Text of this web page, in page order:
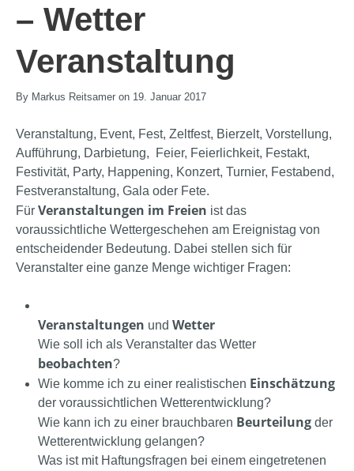
– Wetter
Veranstaltung
By Markus Reitsamer on 19. Januar 2017
Veranstaltung, Event, Fest, Zeltfest, Bierzelt, Vorstellung,
Aufführung, Darbietung, Feier, Feierlichkeit, Festakt,
Festivität, Party, Happening, Konzert, Turnier, Festabend,
Festveranstaltung, Gala oder Fete.
Für Veranstaltungen im Freien ist das
voraussichtliche Wettergeschehen am Ereignistag von
entscheidender Bedeutung. Dabei stellen sich für
Veranstalter eine ganze Menge wichtiger Fragen:
Veranstaltungen und Wetter
Wie soll ich als Veranstalter das Wetter
beobachten?
Wie komme ich zu einer realistischen Einschätzung
der voraussichtlichen Wetterentwicklung?
Wie kann ich zu einer brauchbaren Beurteilung der
Wetterentwicklung gelangen?
Was ist mit Haftungsfragen bei einem eingetretenen